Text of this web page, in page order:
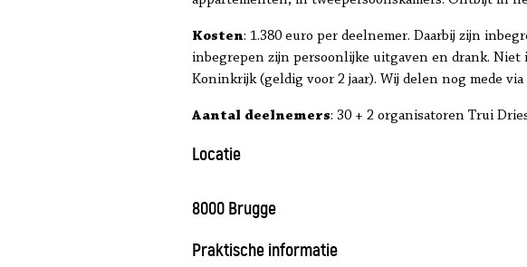
Kosten: 1.380 euro per deelnemer. Daarbij zijn
inbegrepen zijn persoonlijke uitgaven en drank.
Koninkrijk (geldig voor 2 jaar). Wij delen nog mede
Aantal deelnemers: 30 + 2 organisatoren Trui
Locatie
8000 Brugge
Praktische informatie